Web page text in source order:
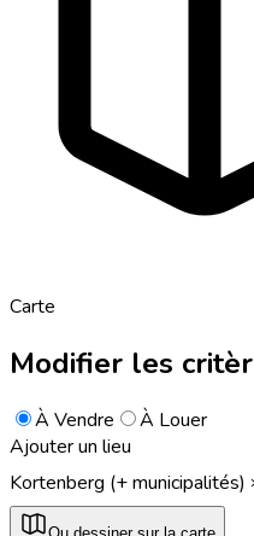
Carte
Modifier les
À Vendre
À Louer
Ajouter un lieu
Kortenberg (+ municipalités)